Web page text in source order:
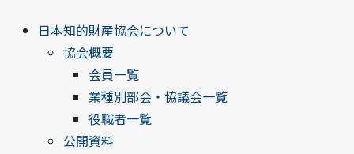
日本知的財産協会について
協会概要
会員一覧
業種別部会・協議会一覧
役職者一覧
公開資料